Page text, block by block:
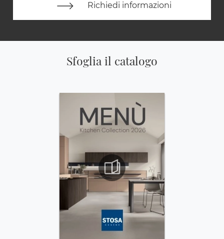
Richiedi informazioni
Sfoglia il catalogo